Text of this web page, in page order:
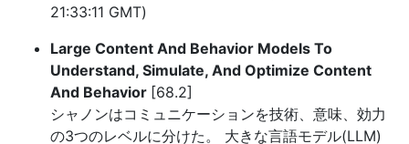
21:33:11 GMT)
Large Content And Behavior Models To
Understand, Simulate, And Optimize Content
And Behavior [68.2]
シャノンはコミュニケーションを技術、意味、効力
の3つのレベルに分けた。 大きな言語モデル(LLM)